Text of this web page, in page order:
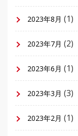
2023年8月 (1)
2023年7月 (2)
2023年6月 (1)
2023年3月 (3)
2023年2月 (1)